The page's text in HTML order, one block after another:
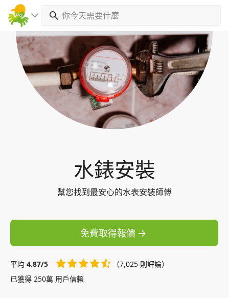
水錶安裝
幫您找到最安心的水表安裝師傅
免費取得報價
平均 4.87/5
（7,025 則評論）
已獲得 250萬 用戶信賴